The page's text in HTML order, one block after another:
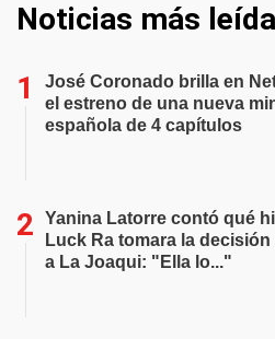
Noticias más
José Coronado brilla en
el estreno de una nueva
española de 4 capítulos
Yanina Latorre contó qué
Luck Ra tomara la decisión
a La Joaqui: "Ella lo..."